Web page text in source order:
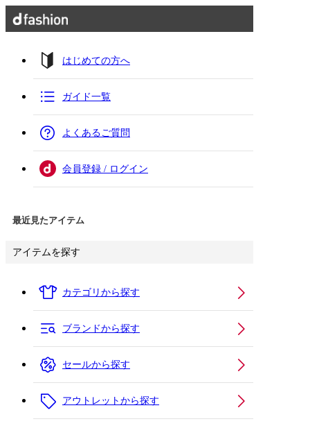
はじめての方へ
ガイド一覧
よくあるご質問
会員登録 / ログイン
最近見たアイテム
アイテムを探す
カテゴリから探す
ブランドから探す
セールから探す
アウトレットから探す